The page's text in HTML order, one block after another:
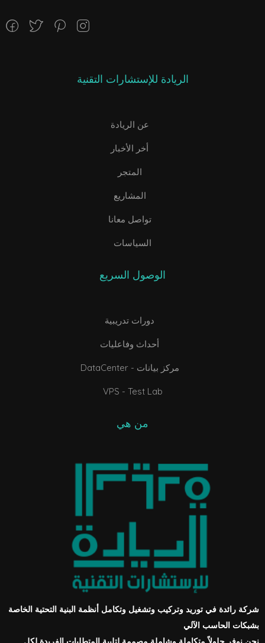
الريادة للإستشارات التقنية
عن الريادة
أخر الأخبار
المتجر
المشاريع
تواصل معانا
السياسات
الوصول السريع
دورات تدريبية
أحداث وفاعليات
DataCenter - مركز بيانات
VPS - Test Lab
من هي
شركة رائدة في توريد وتركيب وتشغيل وتكامل أنظمة البنية التحتية الخاصة
بشبكات الحاسب الآلي